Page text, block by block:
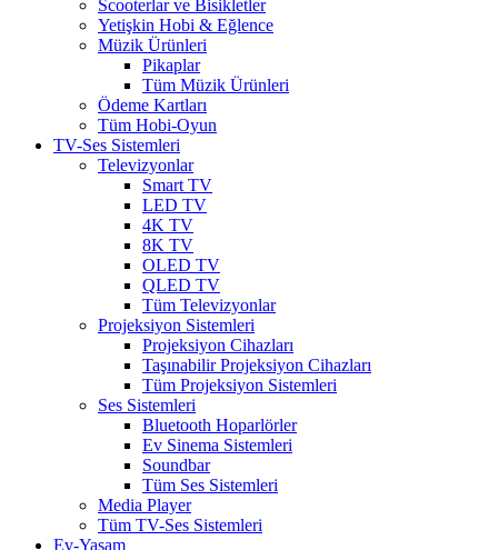
Scooterlar ve Bisikletler
Yetişkin Hobi & Eğlence
Müzik Ürünleri
Pikaplar
Tüm Müzik Ürünleri
Ödeme Kartları
Tüm Hobi-Oyun
TV-Ses Sistemleri
Televizyonlar
Smart TV
LED TV
4K TV
8K TV
OLED TV
QLED TV
Tüm Televizyonlar
Projeksiyon Sistemleri
Projeksiyon Cihazları
Taşınabilir Projeksiyon Cihazları
Tüm Projeksiyon Sistemleri
Ses Sistemleri
Bluetooth Hoparlörler
Ev Sinema Sistemleri
Soundbar
Tüm Ses Sistemleri
Media Player
Tüm TV-Ses Sistemleri
Ev-Yaşam